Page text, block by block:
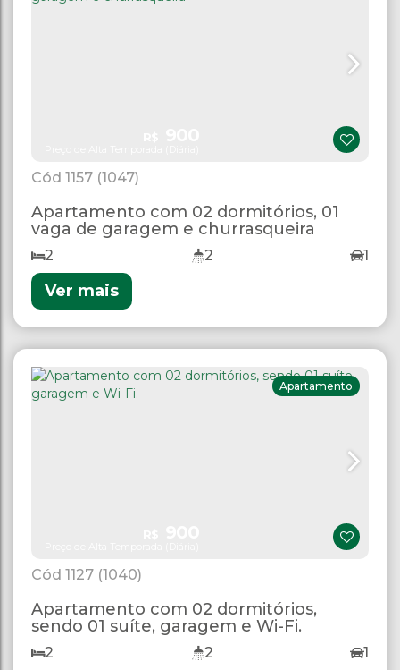
1157 (1047)
Apartamento com 02 dormitórios, 01
vaga de garagem e churrasqueira
2 2 1
Ver mais
1127 (1040)
Apartamento
Apartamento com 02 dormitórios,
sendo 01 suíte, garagem e Wi-Fi.
2 2 1